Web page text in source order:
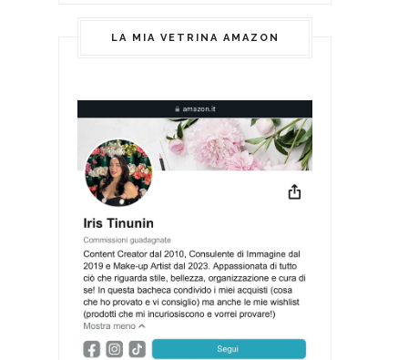
LA MIA VETRINA AMAZON